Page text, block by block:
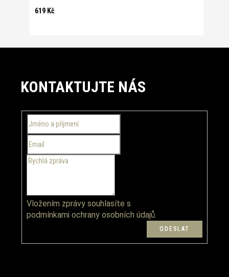
619 Kč
KONTAKTUJTE NÁS
Vložením zprávy souhlasíte s
podmínkami ochrany osobních údajů.